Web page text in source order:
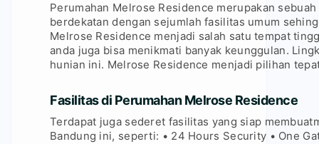
Perumahan Melrose Residence merupakan
berdekatan dengan sejumlah fasilitas umum
Melrose Residence menjadi salah satu tempat
anda juga bisa menikmati banyak keunggulan.
hunian ini. Melrose Residence menjadi pilihan
Fasilitas di Perumahan Melrose Residence
Terdapat juga sederet fasilitas yang siap
Bandung ini, seperti: • 24 Hours Security • One